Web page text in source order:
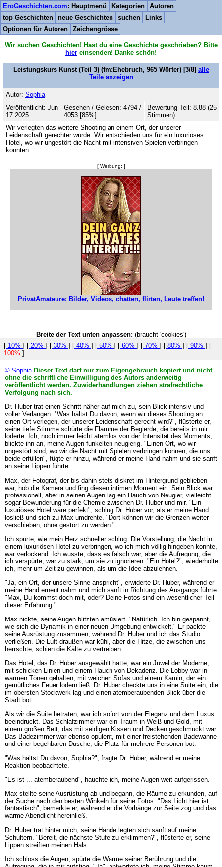
EroGeschichten.com: Hauptmenü Kategorien
Autoren
top Geschichten
neue Geschichten suchen
Links
Optionen für Autoren
Zeichengrösse
Wir suchen Geschichten! Hast du eine Geschichte geschrieben? Bitte
hier einsenden! Danke schön!
Leistungskurs Kunst (Teil 3)(fm:Ehebruch, 965Wörter) [3/8] alle
Teile anzeigen
Autor: Sophia
Veröffentlicht: Jun
17 2025
Gesehen / Gelesen: 4794 /
4053 [85%]
Bewertung Teil: 8.88 (25
Stimmen)
Wir verlegten das weitere Shooting an einem Ort, der unserer
Leidenschaft gerechter wurde. Wir entschieden uns für ein luxuriöses
Hotel, wo wir ungestört die Nacht mit intensiven Spielen verbringen
konnten.
[ Werbung: ]
PrivatAmateure: Bilder, Videos, chatten, flirten, Leute treffen!
Breite der Text unten anpassen: (braucht 'cookies')
[ 10% ] [ 20% ] [ 30% ] [ 40% ] [ 50% ] [ 60% ] [ 70% ] [ 80% ] [ 90% ] [
100% ]
© Sophia Dieser Text darf nur zum Eigengebrauch kopiert und nicht
ohne die schriftliche Einwilligung des Autors anderweitig
veröffentlicht werden. Zuwiderhandlungen ziehen strafrechtliche
Verfolgung nach sich.
Dr. Huber trat einen Schritt näher auf mich zu, sein Blick intensiv und
voller Verlangen. "Was hältst Du davon, wenn wir dieses Shooting an
einen Ort verlegen, der unserer Leidenschaft gerecht wird?", flüsterte er,
seine tiefe Stimme schürte die Flamme der Begierde, die bereits in mir
loderte. Ich, noch immer leicht atemlos von der Intensität des Moments,
blickte ihn an, meine Augen funkelten neugierig. "Einen Ort, wo wir
ungestört sind, wo wir die Nacht mit Spielen verbringen können, die uns
beide erfüllen", fügte er hinzu, während er meine Hand nahm und sie sanft
an seine Lippen führte.
Max, der Fotograf, der bis dahin stets diskret im Hintergrund geblieben
war, hob die Kamera und fing diesen intimen Moment ein. Sein Blick war
professionell, aber in seinen Augen lag ein Hauch von Neugier, vielleicht
sogar Bewunderung für die Chemie zwischen Dr. Huber und mir. "Ein
luxuriöses Hotel wäre perfekt", schlug Dr. Huber vor, als er meine Hand
losließ und sich zu Max umdrehte. "Dort können wir die Grenzen weiter
verschieben, ohne gestört zu werden."
Ich spürte, wie mein Herz schneller schlug. Die Vorstellung, die Nacht in
einem luxuriösen Hotel zu verbringen, wo ich mich völlig hingeben konnte,
war verlockend. Ich wusste, dass es falsch war, aber die Aufregung, die
ich verspürte, war zu stark, um sie zu ignorieren. "Ein Hotel?", wiederholte
ich, mehr um Zeit zu gewinnen, als um die Idee abzulehnen.
"Ja, ein Ort, der unsere Sinne anspricht", erwiderte Dr. Huber, während er
meine Hand erneut nahm und mich sanft in Richtung des Ausgangs führte.
"Max, Du kommst doch mit, oder? Deine Fotos sind ein wesentlicher Teil
dieser Erfahrung."
Max nickte, seine Augen blitzten amüsiert. "Natürlich. Ich bin gespannt,
wie sich die Dynamik in einer neuen Umgebung entwickelt." Er packte
seine Ausrüstung zusammen, während Dr. Huber und ich das Studio
verließen. Die Luft draußen war kühl, aber die Hitze, die zwischen uns
herrschte, schien die Kälte zu vertreiben.
Das Hotel, das Dr. Huber ausgewählt hatte, war ein Juwel der Moderne,
mit schicken Linien und einem Hauch von Dekadenz. Die Lobby war in
warmen Tönen gehalten, mit weichen Sofas und einem Kamin, der ein
gemütliches Feuer lodern ließ. Dr. Huber checkte uns in eine Suite ein, die
im obersten Stockwerk lag und einen atemberaubenden Blick über die
Stadt bot.
Als wir die Suite betraten, war ich sofort von der Eleganz und dem Luxus
beeindruckt. Das Schlafzimmer war ein Traum in Weiß und Gold, mit
einem großen Bett, das mit seidigen Kissen und Decken geschmückt war.
Das Badezimmer war ebenso opulent, mit einer freistehenden Badewanne
und einer begehbaren Dusche, die Platz für mehrere Personen bot.
"Was hältst Du davon, Sophia?", fragte Dr. Huber, während er meine
Reaktion beobachtete.
"Es ist ... atemberaubend", hauchte ich, meine Augen weit aufgerissen.
Max stellte seine Ausrüstung ab und begann, die Räume zu erkunden, auf
der Suche nach den besten Winkeln für seine Fotos. "Das Licht hier ist
fantastisch", bemerkte er, während er die Vorhänge zur Seite zog und das
warme Abendlicht hereinließ.
Dr. Huber trat hinter mich, seine Hände legten sich sanft auf meine
Schultern. "Bereit, die nächste Stufe zu erklimmen?", flüsterte er, seine
Lippen streiften meinen Hals.
Ich schloss die Augen, spürte die Wärme seiner Berührung und die